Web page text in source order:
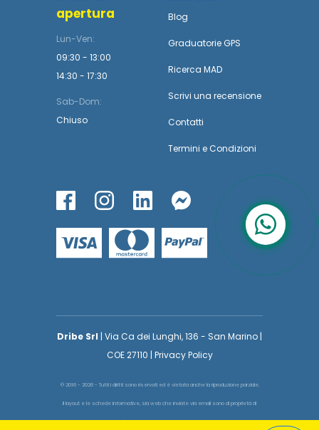
apertura
Lun-Ven:
09:30 - 13:00
14:30 - 17:30
Sab-Dom:
Chiuso
Blog
Graduatorie GPS
Ricerca MAD
Scrivi una recensione
Contatti
Termini e Condizioni
Dribe Srl | Via Ca dei Lunghi, 136 - San Marino |
COE 27110 | Privacy Policy
© 2016 - 2026 - Tutti i diritti sono riservati ed è vietata anche la riproduzione parziale.
Il layout e le schede informative, sia web che inviate via email sono di proprietà di
voglioinsegnare.it pertanto è fatto assoluto divieto replicare o copiare parte del layout